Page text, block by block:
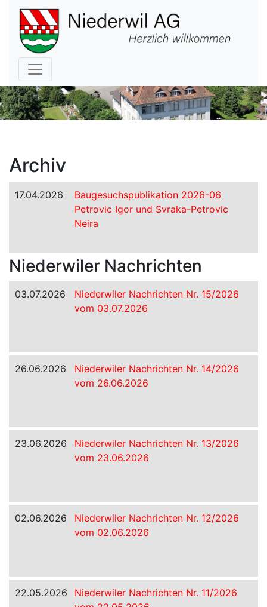
Hauptnavigation
Archiv
17.04.2026
Baugesuchspublikation 2026-06
Petrovic Igor und Svraka-Petrovic
Neira
Niederwiler Nachrichten
03.07.2026
Niederwiler Nachrichten Nr. 15/2026
vom 03.07.2026
26.06.2026
Niederwiler Nachrichten Nr. 14/2026
vom 26.06.2026
23.06.2026
Niederwiler Nachrichten Nr. 13/2026
vom 23.06.2026
02.06.2026
Niederwiler Nachrichten Nr. 12/2026
vom 02.06.2026
22.05.2026
Niederwiler Nachrichten Nr. 11/2026